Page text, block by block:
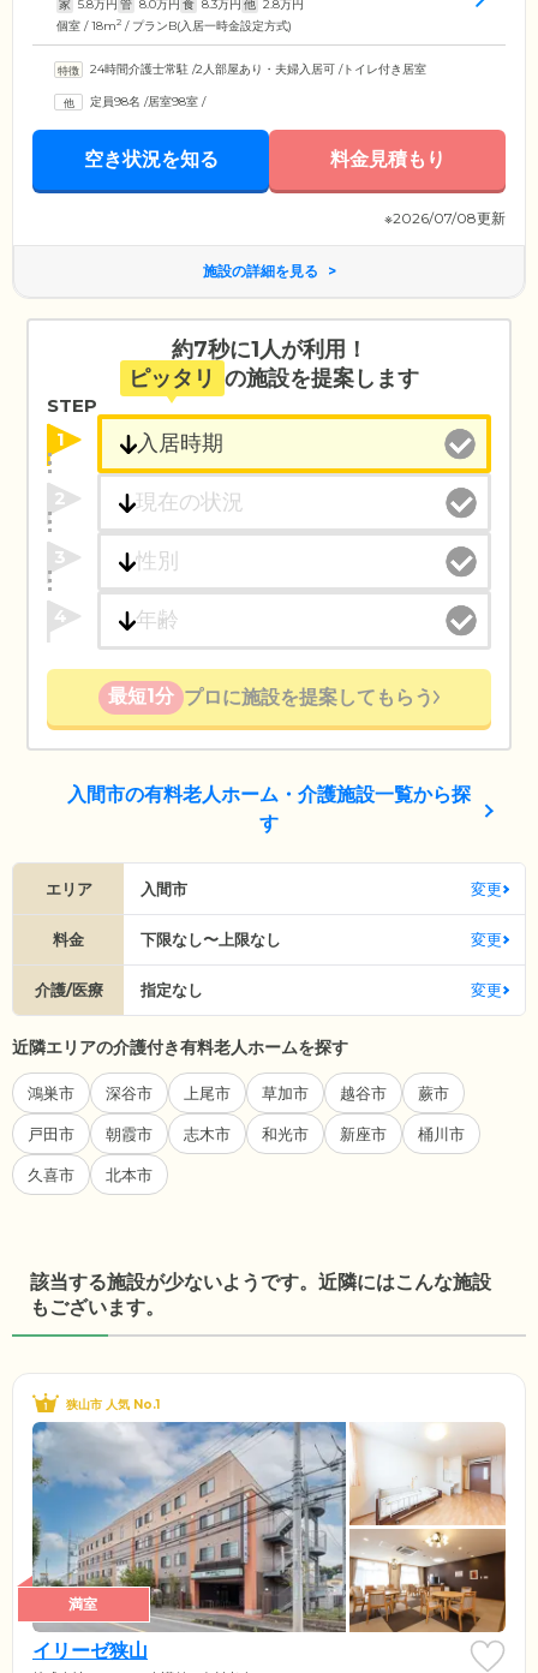
家 5.8万円 管 8.0万円 食 8.3万円 他 2.8万円
個室 / 18m2 / プランB(入居一時金設定方式)
24時間介護士常駐 /2人部屋あり・夫婦入居可 /トイレ付き居室
定員98名 /居室98室 /
空き状況を知る 料金見積もり
※2026/07/08更新
施設の詳細を見る
約7秒に1人が利用！
ピッタリ の施設を提案します
STEP
1
2
3
4
最短1分 プロに施設を提案してもらう
入間市の有料老人ホーム・介護施設一覧から探
す
エリア 入間市 変更
料金 下限なし〜上限なし 変更
介護/医療 指定なし 変更
近隣エリアの介護付き有料老人ホームを探す
鴻巣市 深谷市 上尾市 草加市 越谷市 蕨市
戸田市 朝霞市 志木市 和光市 新座市 桶川市
久喜市 北本市
該当する施設が少ないようです。近隣にはこんな施設
もございます。
狭山市 人気 No.1
満室
イリーゼ狭山